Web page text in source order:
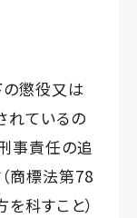
懲役又は
れているの
事責任の追
商標法第78
を科すこと）